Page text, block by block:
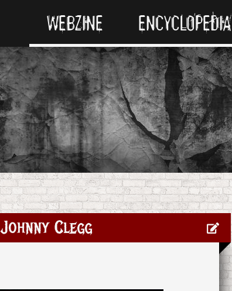
WEBZINE ENCYCLOPEDIA
Johnny Clegg